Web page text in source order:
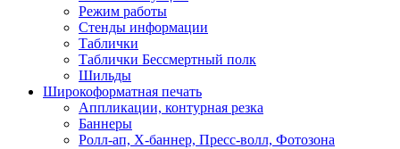
Режим работы
Стенды информации
Таблички
Таблички Бессмертный полк
Шильды
Широкоформатная печать
Аппликации, контурная резка
Баннеры
Ролл-ап, X-баннер, Пресс-волл, Фотозона